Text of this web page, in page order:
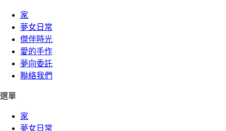
家
夢女日常
傑伴時光
愛的手作
夢向委託
聯絡我們
選單
家
夢女日常